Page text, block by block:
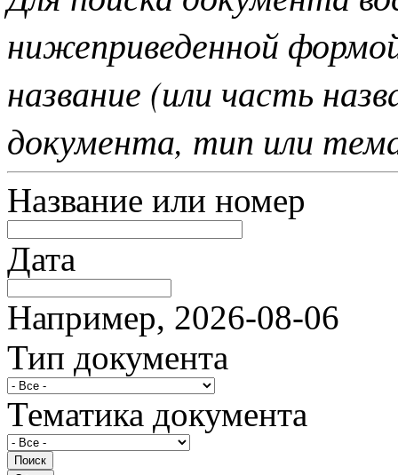
нижеприведенной
название (или часть
документа, тип или
Название или номер
Дата
Например, 2026-08-06
Тип документа
Тематика документа